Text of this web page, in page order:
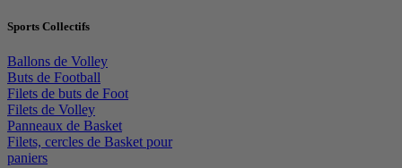
Sports Collectifs
Ballons de Volley
Buts de Football
Filets de buts de Foot
Filets de Volley
Panneaux de Basket
Filets, cercles de Basket pour
paniers